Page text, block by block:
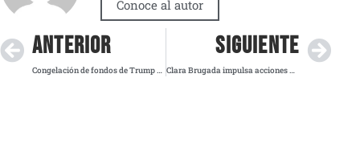
Conoce al autor
ANTERIOR
Congelación de fondos de Trump para el río Colorado amenaza acuerdos binacionales y suministro de agua
SIGUIENTE
Clara Brugada impulsa acciones urgentes para frenar la violencia de género en la CDMX